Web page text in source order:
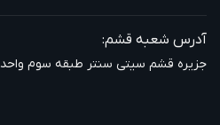
آدرس شعبه قشم:
جزیره قشم سیتی سنتر طبقه سوم واحد ۲۲۲